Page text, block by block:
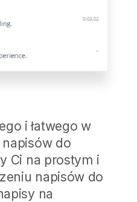
i łatwego w
napisów do
Ci na prostym i
napisów do
na